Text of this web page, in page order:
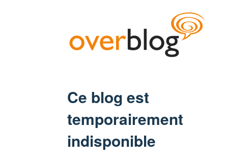
Ce blog est
temporairement
indisponible